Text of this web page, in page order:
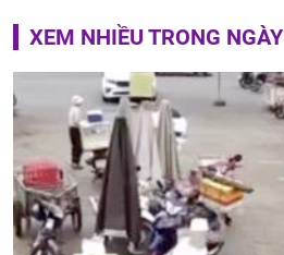
XEM NHIỀU TRONG NGÀY